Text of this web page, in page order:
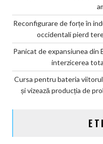
Reconfigurare de forțe în
occidentali pierd
Panicat de expansiunea din
interzicerea
Cursa pentru bateria
și vizează producția de